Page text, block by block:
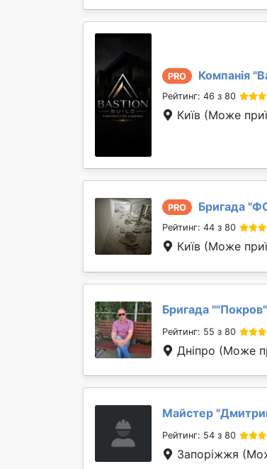
PRO Компанія "
Рейтинг: 46 з 80
Київ (Може
PRO Бригада "
Рейтинг: 44 з 80
Київ (Може
Бригада ""Покров"
Рейтинг: 55 з 80
Дніпро (Може
Майстер "
Рейтинг: 54 з 80
Запоріжжя